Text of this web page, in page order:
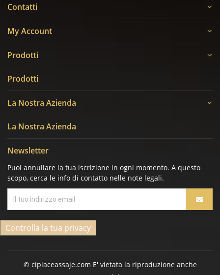
Contatti
My Account
Prodotti
Prodotti
La Nostra Azienda
La Nostra Azienda
Newsletter
Puoi annullare la tua iscrizione in ogni momento. A questo
scopo, cerca le info di contatto nelle note legali.
Controlla la tua privacy
© cipiaceassaje.com E' vietata la riproduzione anche